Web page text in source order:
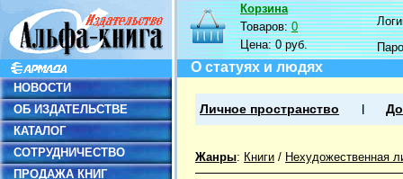
НОВОСТИ
ОБ ИЗДАТЕЛЬСТВЕ
КАТАЛОГ
СОТРУДНИЧЕСТВО
ПРОДАЖА КНИГ
Корзина
Товаров:0
Цена:0 руб.
О статуях и людях
Личное пространство
Жанры: Книги / Нехудожественная